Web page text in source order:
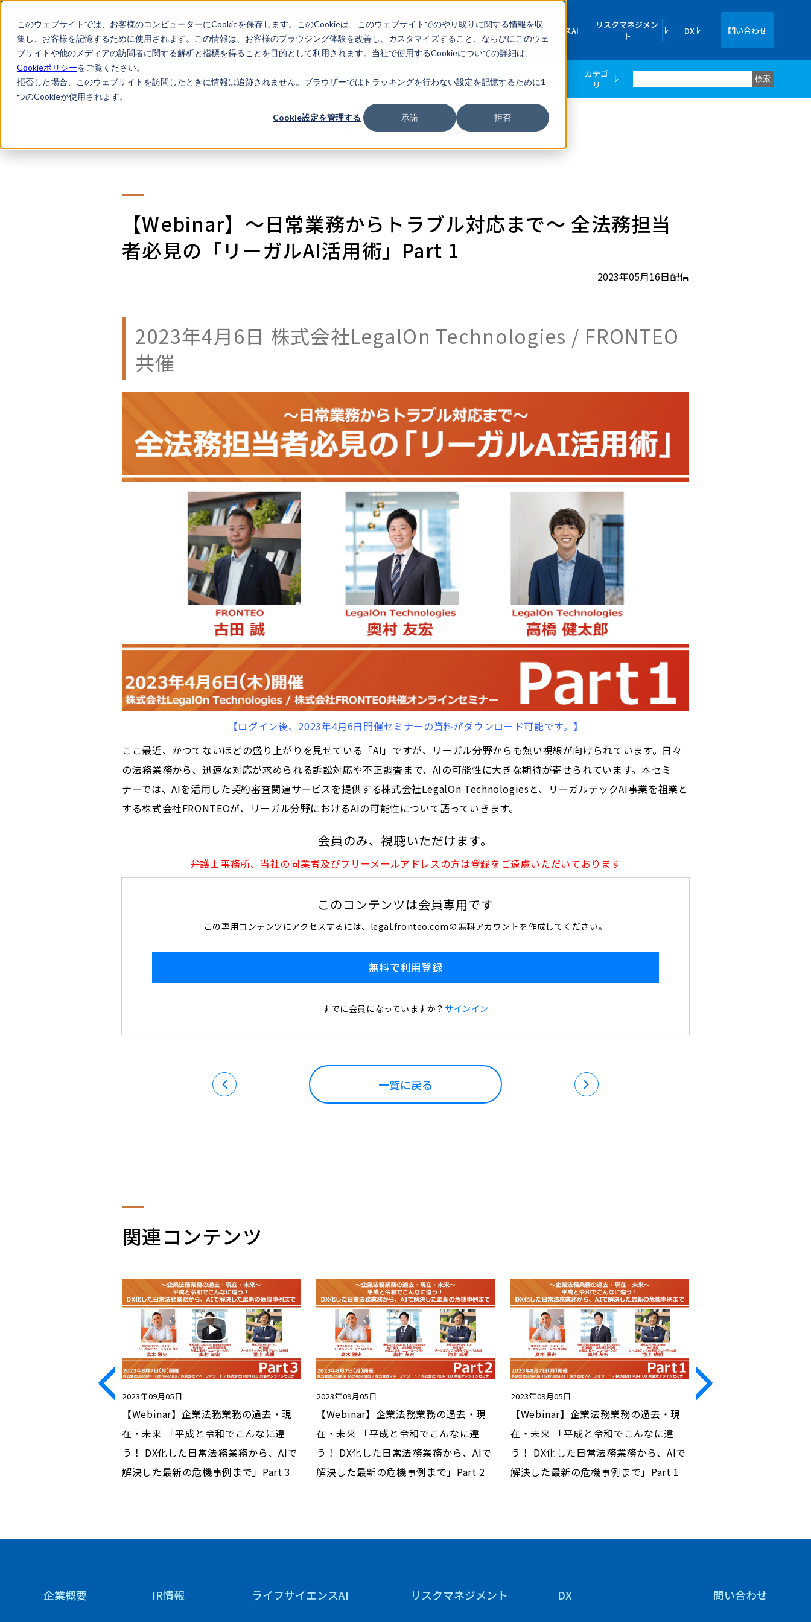
このウェブサイトでは、お客様のコンピューターにCookieを保存します。このCookieは、このウェブサイトでのやり取りに関する情報を収
集し、お客様を記憶するために使用されます。この情報は、お客様のブラウジング体験を改善し、カスタマイズすること、ならびにこのウェ
ブサイトや他のメディアの訪問者に関する解析と指標を得ることを目的として利用されます。当社で使用するCookieについての詳細は、
Cookieポリシーをご覧ください。
拒否した場合、このウェブサイトを訪問したときに情報は追跡されません。ブラウザーではトラッキングを行わない設定を記憶するために1
つのCookieが使用されます。
Cookie設定を管理する 承諾 拒否
企業情
報
IR情報 ライフサイエンスAI
リスクマネジメン
ト
DX 問い合わせ
LegalTech AI Top Legal Link Portal 弁護士事務所一覧 FAQ ログイン 新規会員登録 初めての方へ
カテゴ
リ
検索
FRONTEO,株式会社LegalOn Technologies
>
【Webinar】～日常業務からトラブル対応まで～ 全法務担当者必見の「リーガルAI活用術」Part 1
【Webinar】～日常業務からトラブル対応まで～ 全法務担当
者必見の「リーガルAI活用術」Part 1
2023年05月16日配信
2023年4月6日 株式会社LegalOn Technologies / FRONTEO
共催
【ログイン後、2023年4月6日開催セミナーの資料がダウンロード可能です。】
ここ最近、かつてないほどの盛り上がりを見せている「AI」ですが、リーガル分野からも熱い視線が向けられています。日々
の法務業務から、迅速な対応が求められる訴訟対応や不正調査まで、AIの可能性に大きな期待が寄せられています。本セミ
ナーでは、AIを活用した契約審査関連サービスを提供する株式会社LegalOn Technologiesと、リーガルテックAI事業を祖業と
する株式会社FRONTEOが、リーガル分野におけるAIの可能性について語っていきます。
会員のみ、視聴いただけます。
弁護士事務所、当社の同業者及びフリーメールアドレスの方は登録をご遠慮いただいております
このコンテンツは会員専用です
この専用コンテンツにアクセスするには、legal.fronteo.comの無料アカウントを作成してください。
無料で利用登録
すでに会員になっていますか？ サインイン
一覧に戻る
関連コンテンツ
2023年09月05日
【Webinar】企業法務業務の過去・現
在・未来 「平成と令和でこんなに違
う！ DX化した日常法務業務から、AIで
解決した最新の危機事例まで」Part 3
2023年09月05日
【Webinar】企業法務業務の過去・現
在・未来 「平成と令和でこんなに違
う！ DX化した日常法務業務から、AIで
解決した最新の危機事例まで」Part 2
2023年09月05日
【Webinar】企業法務業務の過去・現
在・未来 「平成と令和でこんなに違
う！ DX化した日常法務業務から、AIで
解決した最新の危機事例まで」Part 1
企業概要 IR情報 ライフサイエンスAI リスクマネジメント DX 問い合わせ